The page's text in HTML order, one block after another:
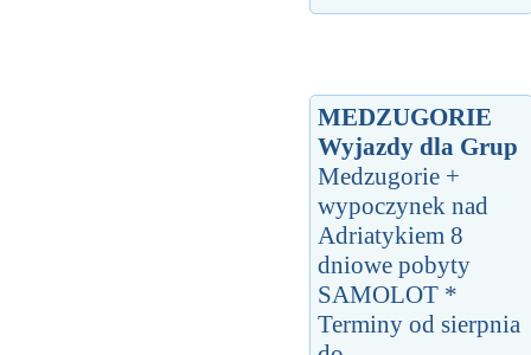
MEDZUGORIE
Wyjazdy dla Grup
Medzugorie +
wypoczynek nad
Adriatykiem 8
dniowe pobyty
SAMOLOT *
Terminy od sierpnia